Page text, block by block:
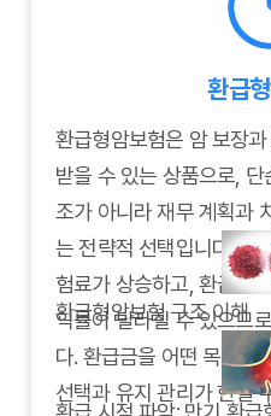
관리하는 암보험 체계를
환급
환급형암보험은 암 보장
받을 수 있는 상품으로,
조가 아니라 재무 계획과
는 전략적 선택입니다. 그
험료가 상승하고, 환급 시
익률이 달라질 수 있으므
다. 환급금을 어떤 목적에
선택과 유지 관리가 한결
환급형암보험 구조 이해